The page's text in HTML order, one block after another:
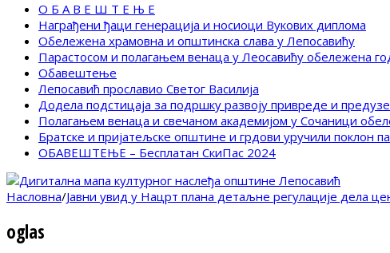
О Б А В Е Ш Т Е Њ Е
Награђени ђаци генерација и носиоци Вукових диплома
Обележена храмовна и општинска слава у Лепосавићу
Парастосом и полагањем венаца у Леосавићу обележена
Обавештење
Лепосавић прославио Светог Василија
Додела подстицаја за подршку развоју привреде и
Полагањем венаца и свечаном академијом у Сочаници
Братске и пријатељске општине и грдови уручили поклон
ОБАВЕШТЕЊЕ – Бесплатан СкиПас 2024
Насловна/Јавни увид у Нацрт плана детаљне регулације дела
oglas